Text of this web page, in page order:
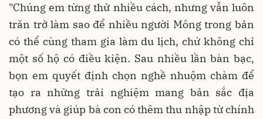
"Chúng em từng thử nhiều cách, nhưng vẫn luôn
trăn trở làm sao để nhiều người Mông trong bản
có thể cùng tham gia làm du lịch, chứ không chỉ
một số hộ có điều kiện. Sau nhiều lần bàn bạc,
bọn em quyết định chọn nghề nhuộm chàm để
tạo ra những trải nghiệm mang bản sắc địa
phương và giúp bà con có thêm thu nhập từ chính